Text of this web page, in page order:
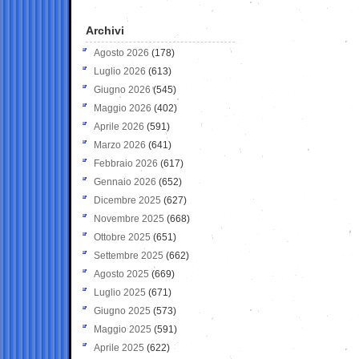
Archivi
Agosto 2026 (178)
Luglio 2026 (613)
Giugno 2026 (545)
Maggio 2026 (402)
Aprile 2026 (591)
Marzo 2026 (641)
Febbraio 2026 (617)
Gennaio 2026 (652)
Dicembre 2025 (627)
Novembre 2025 (668)
Ottobre 2025 (651)
Settembre 2025 (662)
Agosto 2025 (669)
Luglio 2025 (671)
Giugno 2025 (573)
Maggio 2025 (591)
Aprile 2025 (622)